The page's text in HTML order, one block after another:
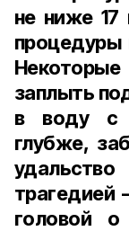
не ниже 17
процедуры
заплыть
в воду с
глубже,
трагедией
головой